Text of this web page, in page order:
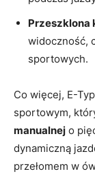
Przeszklona
widoczność,
sportowych.
Co więcej, ​E-
sportowym,
manualnej ⁤o
dynamiczną
przełomem w‌